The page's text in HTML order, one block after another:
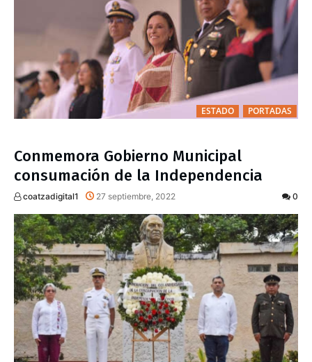
ESTADO PORTADAS
Conmemora Gobierno Municipal
consumación de la Independencia
coatzadigital1 27 septiembre, 2022 0